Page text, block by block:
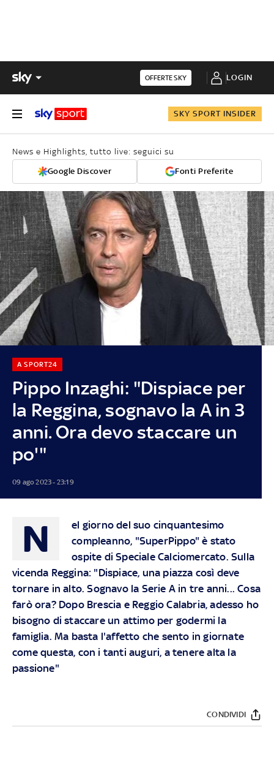
OFFERTE SKY LOGIN
SKY SPORT INSIDER
News e Highlights, tutto live: seguici su
Google Discover Fonti Preferite
Pippo Inzaghi: "Dispiace per
la Reggina, sognavo la A in 3
anni. Ora devo staccare un
po'"
A SPORT24
09 ago 2023 - 23:19
N
el giorno del suo cinquantesimo
compleanno, "SuperPippo" è stato
ospite di Speciale Calciomercato. Sulla
vicenda Reggina: "Dispiace, una piazza così deve
tornare in alto. Sognavo la Serie A in tre anni... Cosa
farò ora? Dopo Brescia e Reggio Calabria, adesso ho
bisogno di staccare un attimo per godermi la
famiglia. Ma basta l'affetto che sento in giornate
come questa, con i tanti auguri, a tenere alta la
passione"
CONDIVIDI